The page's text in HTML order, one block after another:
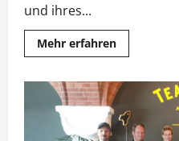
und ihres...
Mehr erfahrenMehr
erste
deutsche
TV-